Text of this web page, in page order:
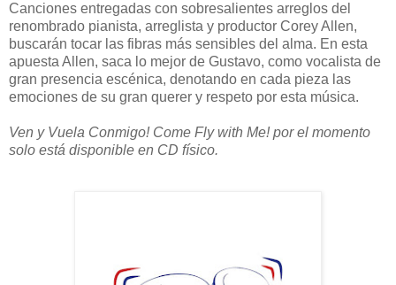
Canciones entregadas con sobresalientes arreglos del
renombrado pianista, arreglista y productor Corey Allen,
buscarán tocar las fibras más sensibles del alma. En esta
apuesta Allen, saca lo mejor de Gustavo, como vocalista de
gran presencia escénica, denotando en cada pieza las
emociones de su gran querer y respeto por esta música.
Ven y Vuela Conmigo! Come Fly with Me! por el momento
solo está disponible en CD físico.